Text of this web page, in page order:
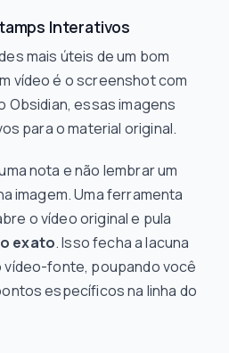
Interativos
mais úteis de um bom
vídeo é o screenshot com
Obsidian, essas imagens
para o material original.
nota e não lembrar um
imagem. Uma ferramenta
o vídeo original e pula
exato. Isso fecha a lacuna
vídeo-fonte, poupando você
específicos na linha do